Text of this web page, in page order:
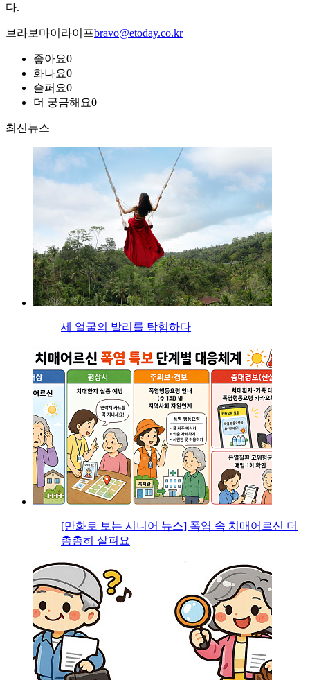
다.
브라보마이라이프bravo@etoday.co.kr
좋아요0
화나요0
슬퍼요0
더 궁금해요0
최신뉴스
세 얼굴의 발리를 탐험하다
[만화로 보는 시니어 뉴스] 폭염 속 치매어르신 더
촘촘히 살펴요